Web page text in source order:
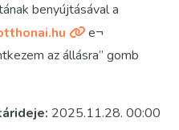
benyújtásával a
e¬
az állásra” gomb
2025.11.28. 00:00